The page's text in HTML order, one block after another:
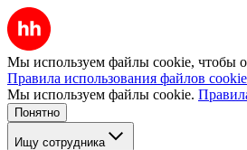
Мы используем файлы cookie, чтобы
Правила использования файлов cookie
Мы используем файлы cookie.
Понятно
Ищу сотрудника